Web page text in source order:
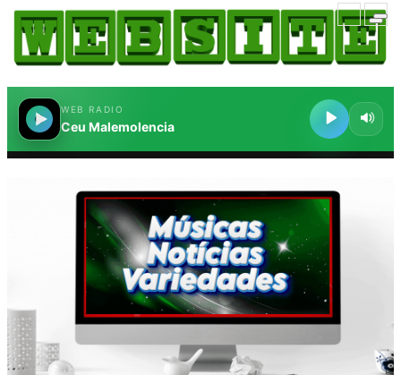
HOME
COMO ANUNCIAR
JORNAIS DO BRASIL
PODCAST/NOTÍCIAS
AS NOTÍCIAS DO DIA
ACONTECEU...VIROU MANCHETE!
BLOGS & COLUNAS
AGÊNCIA DE NOTÍCIAS
CNN BRASIL
PORTAL CEARÁ